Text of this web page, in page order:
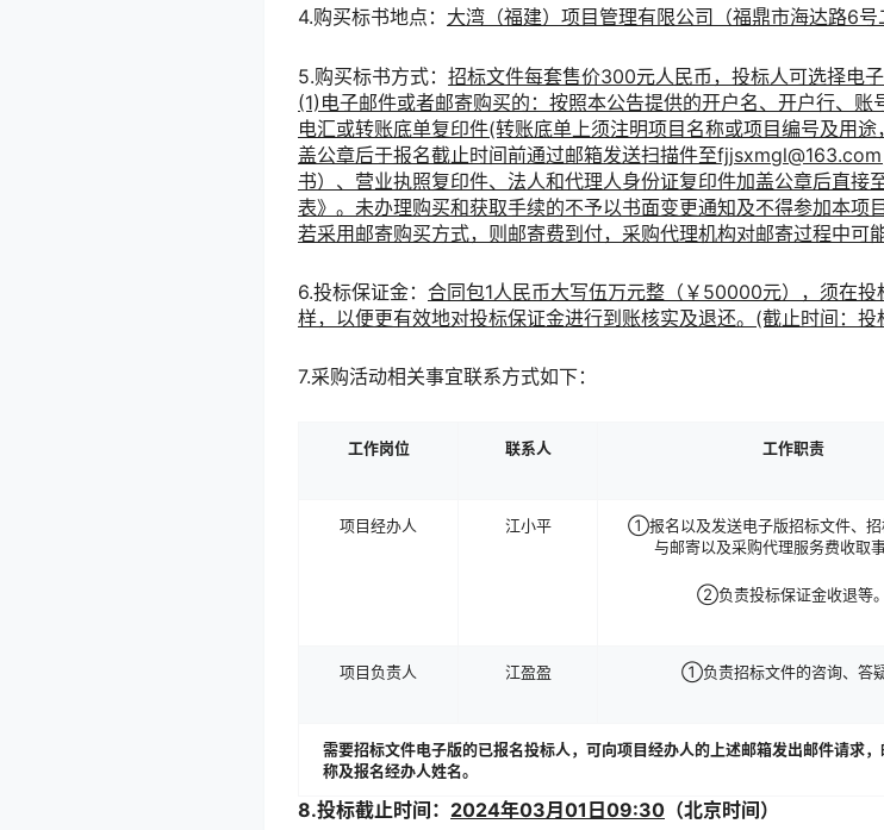
4.购买标书地点： 大湾（福建）项目管理有限公司（福鼎市海达路6号
5.购买标书方式： 招标文件每套售价300元人民币，投标人可选择电
(1)电子邮件或者邮寄购买的：按照本公告提供的开户名、开户行、
电汇或转账底单复印件(转账底单上须注明项目名称或项目编号及用
盖公章后于报名截止时间前通过邮箱发送扫描件至
书）、营业执照复印件、法人和代理人身份证复印件加盖公章后直接
表》。未办理购买和获取手续的不予以书面变更通知及不得参加本项
若采用邮寄购买方式，则邮寄费到付，采购代理机构对邮寄过程中可
6.投标保证金： 合同包1人民币大写伍万元整 （￥ 50000元），须在投
样，以便更有效地对投标保证金进行到账核实及退还。(截止时间：投
7.采购活动相关事宜联系方式如下：
工作岗位 联系人 工作职责
项目经办人 江小平
①报名以及发送电子版招标文件、招
与邮寄以及采购代理服务费收取事
②负责投标保证金收退等。
项目负责人 江盈盈 ①负责招标文件的咨询、答
需要招标文件电子版的已报名投标人 ，可向项目经办人的上述邮箱发出邮件请求，
称及报名经办人姓名。
8.投标截止时间： 2024年03月 01 日 09:30 （北京时间）